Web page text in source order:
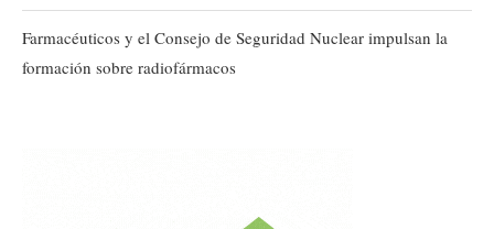
Farmacéuticos y el Consejo de Seguridad Nuclear impulsan la
formación sobre radiofármacos